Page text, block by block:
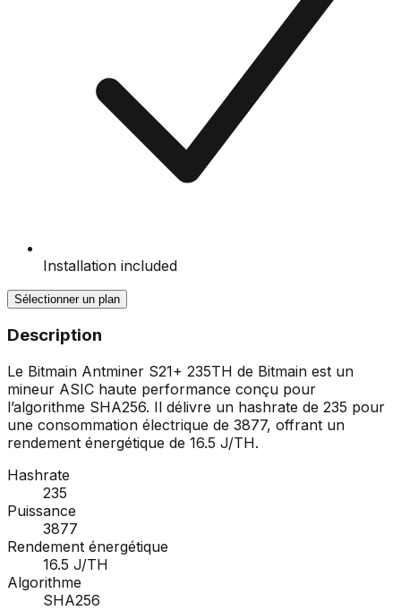
Installation included
Sélectionner un plan
Description
Le Bitmain Antminer S21+ 235TH de Bitmain est un
mineur ASIC haute performance conçu pour
l’algorithme SHA256. Il délivre un hashrate de 235 pour
une consommation électrique de 3877, offrant un
rendement énergétique de 16.5 J/TH.
Hashrate
235
Puissance
3877
Rendement énergétique
16.5 J/TH
Algorithme
SHA256